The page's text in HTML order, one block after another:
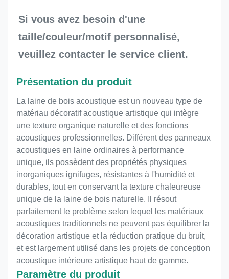
Si vous avez besoin d'une
taille/couleur/motif personnalisé,
veuillez contacter le service client.
Présentation du produit
La laine de bois acoustique est un nouveau type de
matériau décoratif acoustique artistique qui intègre
une texture organique naturelle et des fonctions
acoustiques professionnelles. Différent des panneaux
acoustiques en laine ordinaires à performance
unique, ils possèdent des propriétés physiques
inorganiques ignifuges, résistantes à l'humidité et
durables, tout en conservant la texture chaleureuse
unique de la laine de bois naturelle. Il résout
parfaitement le problème selon lequel les matériaux
acoustiques traditionnels ne peuvent pas équilibrer la
décoration artistique et la réduction pratique du bruit,
et est largement utilisé dans les projets de conception
acoustique intérieure artistique haut de gamme.
Paramètre du produit